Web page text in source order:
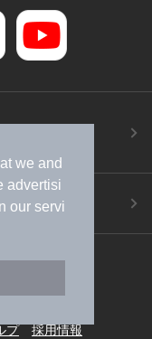
we and
advertisi
our servi
ら
プ 採用情報